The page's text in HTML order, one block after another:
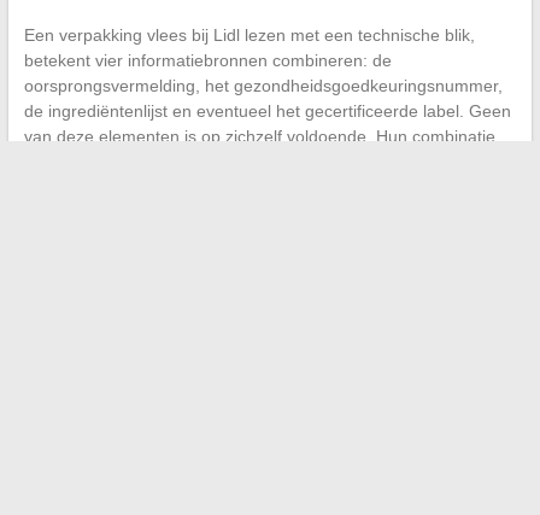
Een verpakking vlees bij Lidl lezen met een technische blik,
betekent vier informatiebronnen combineren: de
oorsprongsvermelding, het gezondheidsgoedkeuringsnummer,
de ingrediëntenlijst en eventueel het gecertificeerde label. Geen
van deze elementen is op zichzelf voldoende. Hun combinatie